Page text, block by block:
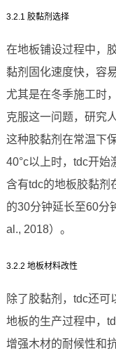
3.2.1 胶黏剂选择
在地板铺设过程中，
黏剂固化速度快，容
尤其是在冬季施工时
克服这一问题，研究
这种胶黏剂在常温下
40°c以上时，tdc开始
含有tdc的地板胶黏剂
的30分钟延长至60分
al., 2018）。
3.2.2 地板材料改性
除了胶黏剂，tdc还可
地板的生产过程中，
增强木材的耐候性和